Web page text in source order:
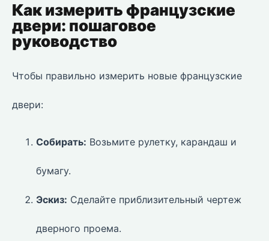
Как измерить французские
двери: пошаговое
руководство
Чтобы правильно измерить новые французские
двери:
Собирать: Возьмите рулетку, карандаш и
бумагу.
Эскиз: Сделайте приблизительный чертеж
дверного проема.